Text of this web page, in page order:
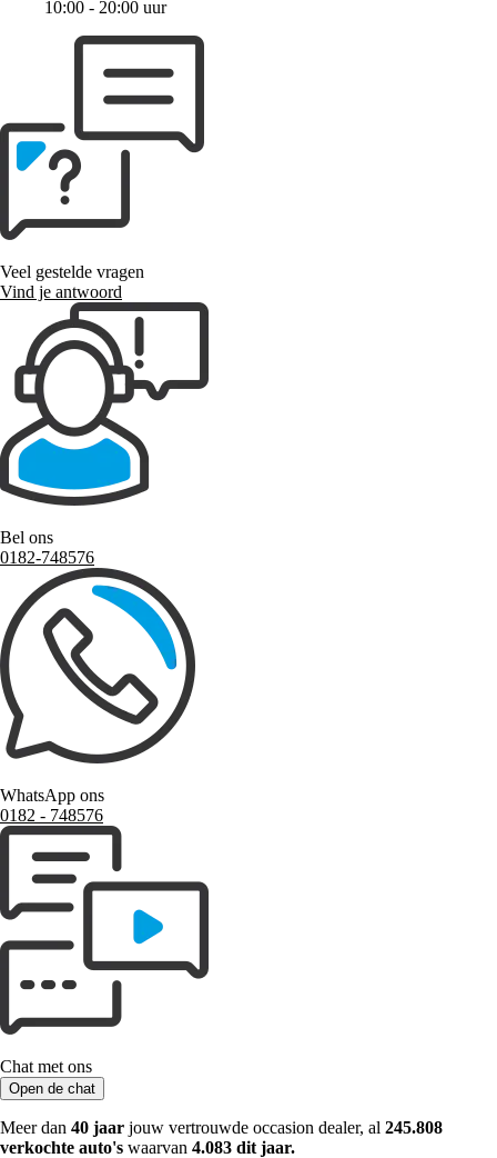
10:00 - 20:00 uur
Veel gestelde vragen
Vind je antwoord
Bel ons
0182-748576
WhatsApp ons
0182 ‑ 748576
Chat met ons
Open de chat
Meer dan 40 jaar jouw vertrouwde occasion dealer, al 245.808
verkochte auto's waarvan 4.083 dit jaar.